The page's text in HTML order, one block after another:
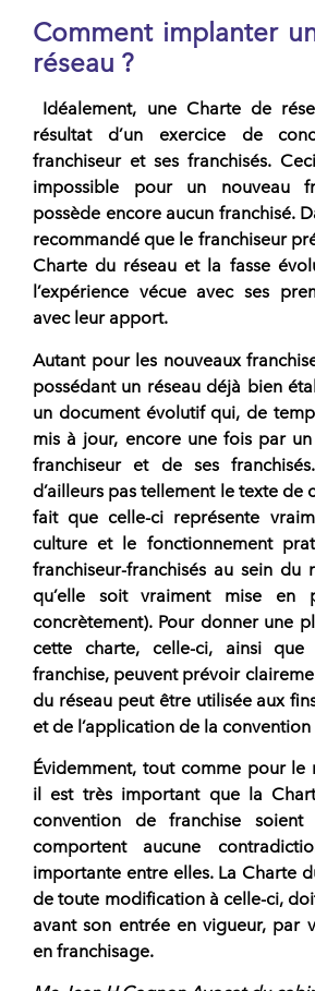
Comment implanter
réseau ?
Idéalement, une Charte de
résultat d’un exercice de
franchiseur et ses franchisés.
impossible pour un nouveau
possède encore aucun franchisé.
recommandé que le franchiseur
Charte du réseau et la fasse
l’expérience vécue avec ses
avec leur apport.
Autant pour les nouveaux
possédant un réseau déjà bien
un document évolutif qui, de
mis à jour, encore une fois par
franchiseur et de ses
d’ailleurs pas tellement le texte de
fait que celle-ci représente
culture et le fonctionnement
franchiseur-franchisés au sein du
qu’elle soit vraiment mise en
concrètement). Pour donner une
cette charte, celle-ci, ainsi
franchise, peuvent prévoir
du réseau peut être utilisée aux
et de l’application de la
Évidemment, tout comme pour le
il est très important que la
convention de franchise
comportent aucune
importante entre elles. La Charte
de toute modification à celle-ci,
avant son entrée en vigueur, par
en franchisage.